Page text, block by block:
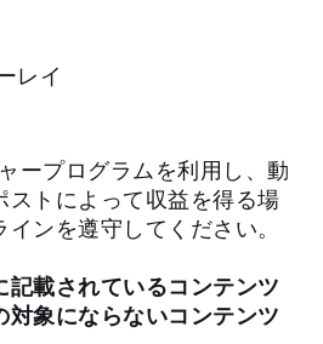
レイ
ープログラムを利用し、動
ストによって収益を得る場
ンを遵守してください。
記載されているコンテンツ
対象にならないコンテンツ